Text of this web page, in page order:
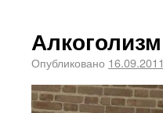
Алкоголизм
Опубликовано 16.09.2011